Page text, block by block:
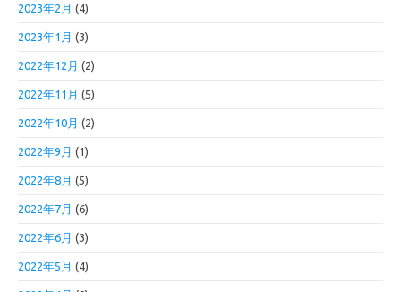
2023年2月 (4)
2023年1月 (3)
2022年12月 (2)
2022年11月 (5)
2022年10月 (2)
2022年9月 (1)
2022年8月 (5)
2022年7月 (6)
2022年6月 (3)
2022年5月 (4)